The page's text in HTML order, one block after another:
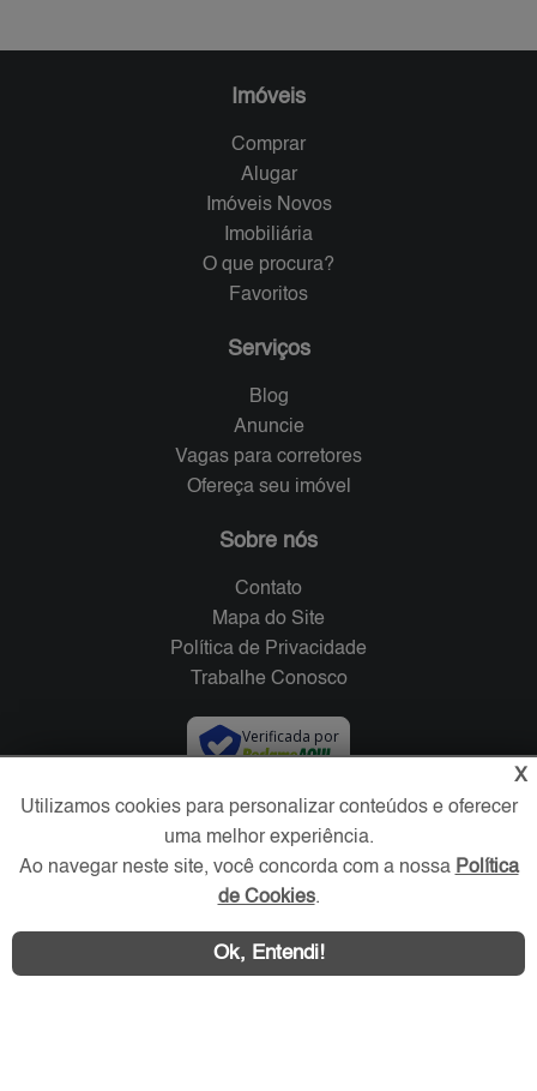
Imóveis
Comprar
Alugar
Imóveis Novos
Imobiliária
O que procura?
Favoritos
Serviços
Blog
Anuncie
Vagas para corretores
Ofereça seu imóvel
Sobre nós
Contato
Mapa do Site
Política de Privacidade
Trabalhe Conosco
Verificada por
Redes Sociais
X
Utilizamos cookies para personalizar conteúdos e oferecer
uma melhor experiência.
Ao navegar neste site, você concorda com a nossa Política
de Cookies.
Ok, Entendi!